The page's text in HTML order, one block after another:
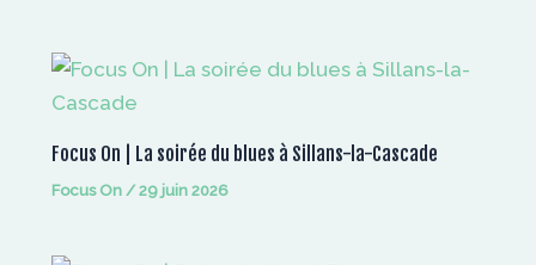
Focus On | La soirée du blues à Sillans-la-Cascade
Focus On/29 juin 2026